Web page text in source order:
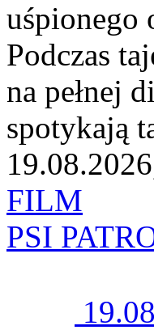
uśpionego
Podczas
na pełnej
spotykają
FILM
PSI